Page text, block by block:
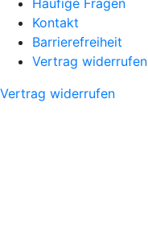
Häufige Fragen
Kontakt
Barrierefreiheit
Vertrag widerrufen
Vertrag widerrufen